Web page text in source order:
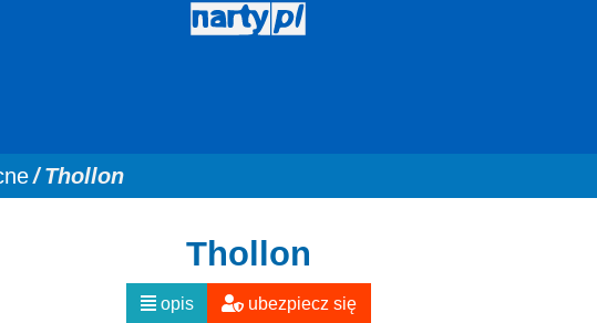
Thollon
Thollon
opis ubezpiecz się